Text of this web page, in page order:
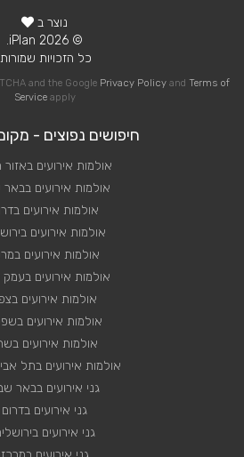
נוצר ב
© 2026 iPlan.
כל הזכויות
and the Google Privacy Policy and Terms of
Serviceapply
חיפושים נפוצים -
אולמות אירועים באזור
אולמות אירועים
אולמות אירועים
אולמות אירועים
אולמות אירועים
אולמות אירועים
אולמות אירועים
אולמות אירועים
אולמות אירועים
אולמות אירועים בתל
גני אירועים בבאר
גני אירועים בדרום
גני אירועים